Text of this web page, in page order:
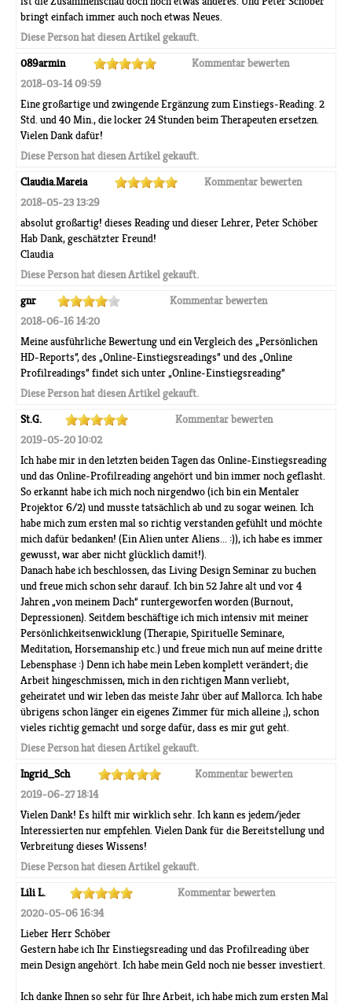
bringt einfach immer auch noch etwas Neues.
Diese Person hat diesen Artikel gekauft.
089armin
Kommentar bewerten
2018-03-14 09:59
Eine großartige und zwingende Ergänzung zum Einstiegs-Reading. 2
Std. und 40 Min., die locker 24 Stunden beim Therapeuten ersetzen.
Vielen Dank dafür!
Diese Person hat diesen Artikel gekauft.
Claudia.Mareia
Kommentar bewerten
2018-05-23 13:29
absolut großartig! dieses Reading und dieser Lehrer, Peter Schöber
Hab Dank, geschätzter Freund!
Claudia
Diese Person hat diesen Artikel gekauft.
gnr
Kommentar bewerten
2018-06-16 14:20
Meine ausführliche Bewertung und ein Vergleich des „Persönlichen
HD-Reports”, des „Online-Einstiegsreadings” und des „Online
Profilreadings” findet sich unter „Online-Einstiegsreading”
Diese Person hat diesen Artikel gekauft.
St.G.
Kommentar bewerten
2019-05-20 10:02
Ich habe mir in den letzten beiden Tagen das Online-Einstiegsreading
und das Online-Profilreading angehört und bin immer noch geflasht.
So erkannt habe ich mich noch nirgendwo (ich bin ein Mentaler
Projektor 6/2) und musste tatsächlich ab und zu sogar weinen. Ich
habe mich zum ersten mal so richtig verstanden gefühlt und möchte
mich dafür bedanken! (Ein Alien unter Aliens... :)), ich habe es immer
gewusst, war aber nicht glücklich damit!).
Danach habe ich beschlossen, das Living Design Seminar zu buchen
und freue mich schon sehr darauf. Ich bin 52 Jahre alt und vor 4
Jahren „von meinem Dach“ runtergeworfen worden (Burnout,
Depressionen). Seitdem beschäftige ich mich intensiv mit meiner
Persönlichkeitsenwicklung (Therapie, Spirituelle Seminare,
Meditation, Horsemanship etc.) und freue mich nun auf meine dritte
Lebensphase :) Denn ich habe mein Leben komplett verändert; die
Arbeit hingeschmissen, mich in den richtigen Mann verliebt,
geheiratet und wir leben das meiste Jahr über auf Mallorca. Ich habe
übrigens schon länger ein eigenes Zimmer für mich alleine ;), schon
vieles richtig gemacht und sorge dafür, dass es mir gut geht.
Diese Person hat diesen Artikel gekauft.
Ingrid_Sch
Kommentar bewerten
2019-06-27 18:14
Vielen Dank! Es hilft mir wirklich sehr. Ich kann es jedem/jeder
Interessierten nur empfehlen. Vielen Dank für die Bereitstellung und
Verbreitung dieses Wissens!
Diese Person hat diesen Artikel gekauft.
Lili L.
Kommentar bewerten
2020-05-06 16:34
Lieber Herr Schöber
Gestern habe ich Ihr Einstiegsreading und das Profilreading über
mein Design angehört. Ich habe mein Geld noch nie besser investiert.
Ich danke Ihnen so sehr für Ihre Arbeit, ich habe mich zum ersten Mal